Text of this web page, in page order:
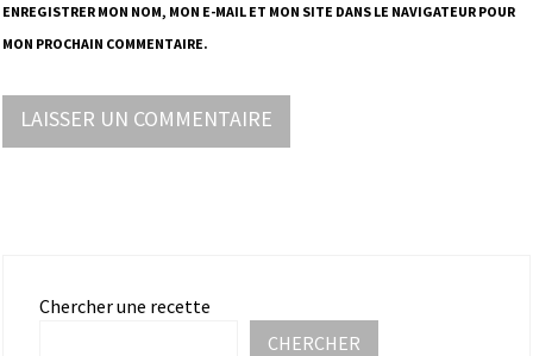
ENREGISTRER MON NOM, MON E-MAIL ET MON SITE DANS LE NAVIGATEUR POUR
MON PROCHAIN COMMENTAIRE.
Chercher une recette
CHERCHER